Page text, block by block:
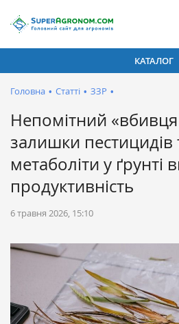
КАТАЛОГ
Головна • Статті • ЗЗР •
Непомітний
залишки пестицидів
метаболіти у ґрунті
продуктивність
6 травня 2026, 15:10